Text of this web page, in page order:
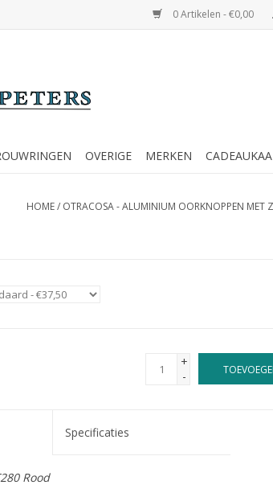
0 Artikelen - €0,00
OVERIGE MERKEN
HOME/ OTRACOSA - ALUMINIUM OORKNOPPEN MET
+
-
Specificaties
Rood